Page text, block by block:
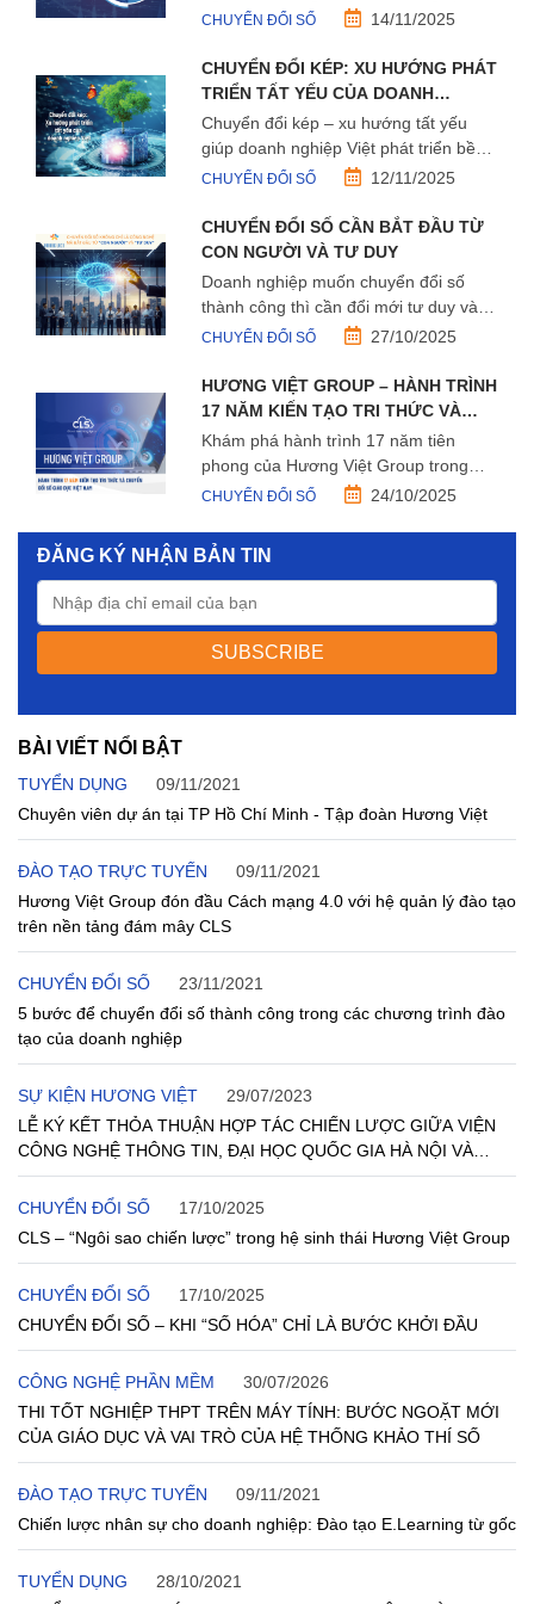
doanh nghiệp đào tạo, số hóa tri thức
CHUYỂN ĐỔI SỐ 14/11/2025
CHUYỂN ĐỔI KÉP: XU HƯỚNG PHÁT
TRIỂN TẤT YẾU CỦA DOANH
NGHIỆP VIỆT
Chuyển đổi kép – xu hướng tất yếu
giúp doanh nghiệp Việt phát triển bền
vững, kết hợp sức mạnh công nghệ và
CHUYỂN ĐỔI SỐ 12/11/2025
CHUYỂN ĐỔI SỐ CẦN BẮT ĐẦU TỪ
CON NGƯỜI VÀ TƯ DUY
Doanh nghiệp muốn chuyển đổi số
thành công thì cần đổi mới tư duy và
nâng cao năng lực con người. LMS và
học tập liên tục.
CHUYỂN ĐỔI SỐ 27/10/2025
HƯƠNG VIỆT GROUP – HÀNH TRÌNH
17 NĂM KIẾN TẠO TRI THỨC VÀ
CHUYỂN ĐỔI SỐ GIÁO DỤC VIỆT
NAM
Khám phá hành trình 17 năm tiên
phong của Hương Việt Group trong
chuyển đổi số giáo dục Việt Nam – từ
tạo số cho doanh nghiệp.
CHUYỂN ĐỔI SỐ 24/10/2025
ĐĂNG KÝ NHẬN BẢN TIN
SUBSCRIBE
BÀI VIẾT NỔI BẬT
TUYỂN DỤNG
09/11/2021
Chuyên viên dự án tại TP Hồ Chí Minh - Tập đoàn Hương Việt
ĐÀO TẠO TRỰC TUYẾN
09/11/2021
Hương Việt Group đón đầu Cách mạng 4.0 với hệ quản lý đào tạo
trên nền tảng đám mây CLS
CHUYỂN ĐỔI SỐ
23/11/2021
5 bước để chuyển đổi số thành công trong các chương trình đào
tạo của doanh nghiệp
SỰ KIỆN HƯƠNG VIỆT
29/07/2023
LỄ KÝ KẾT THỎA THUẬN HỢP TÁC CHIẾN LƯỢC GIỮA VIỆN
CÔNG NGHỆ THÔNG TIN, ĐẠI HỌC QUỐC GIA HÀ NỘI VÀ
HƯƠNG VIỆT GROUP
CHUYỂN ĐỔI SỐ
17/10/2025
CLS – “Ngôi sao chiến lược” trong hệ sinh thái Hương Việt Group
CHUYỂN ĐỔI SỐ
17/10/2025
CHUYỂN ĐỔI SỐ – KHI “SỐ HÓA” CHỈ LÀ BƯỚC KHỞI ĐẦU
CÔNG NGHỆ PHẦN MỀM
30/07/2026
THI TỐT NGHIỆP THPT TRÊN MÁY TÍNH: BƯỚC NGOẶT MỚI
CỦA GIÁO DỤC VÀ VAI TRÒ CỦA HỆ THỐNG KHẢO THÍ SỐ
ĐÀO TẠO TRỰC TUYẾN
09/11/2021
Chiến lược nhân sự cho doanh nghiệp: Đào tạo E.Learning từ gốc
TUYỂN DỤNG
28/10/2021